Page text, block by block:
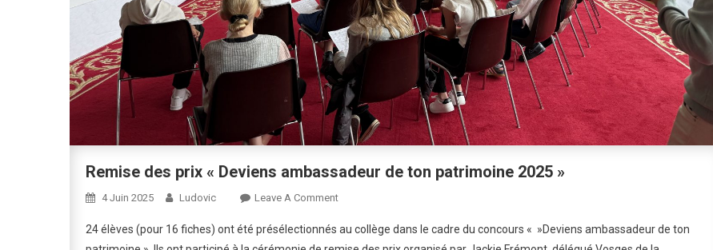
Remise des prix « Deviens ambassadeur de ton patrimoine 2025 »
4 Juin 2025 Ludovic Leave A CommentOn
Des
24 élèves (pour 16 fiches) ont été présélectionnés au collège dans le cadre du concours « »Deviens ambassadeur de ton